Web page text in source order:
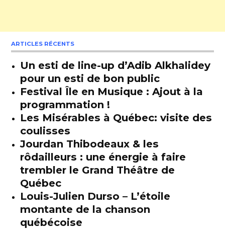
ARTICLES RÉCENTS
Un esti de line-up d’Adib Alkhalidey
pour un esti de bon public
Festival Île en Musique : Ajout à la
programmation !
Les Misérables à Québec: visite des
coulisses
Jourdan Thibodeaux & les
rôdailleurs : une énergie à faire
trembler le Grand Théâtre de
Québec
Louis-Julien Durso – L’étoile
montante de la chanson
québécoise